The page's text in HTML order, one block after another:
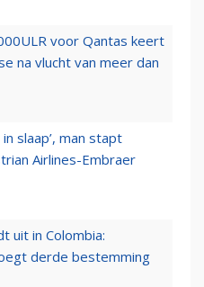
voor Qantas keert
na vlucht van meer dan
slaap’, man stapt
Airlines-Embraer
uit in Colombia:
derde bestemming